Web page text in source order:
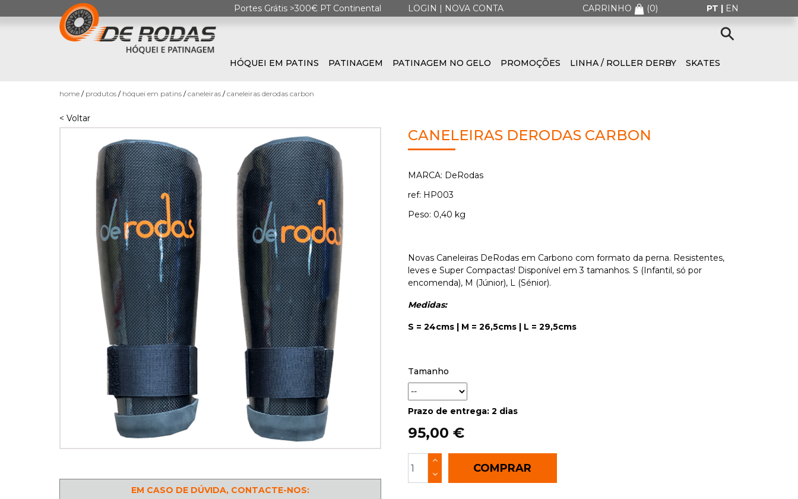
Portes Grátis >300€ PT Continental LOGIN | NOVA CONTA
ROLLER
CARRINHO (0) PT | EN
HÓQUEI EM PATINS PATINAGEM PATINAGEM NO GELO PROMOÇÕES LINHA / ROLLER DERBY SKATES
home produtos hóquei em patins caneleiras caneleiras derodas carbon
< Voltar
EM CASO DE DÚVIDA, CONTACTE-NOS:
CANELEIRAS DERODAS CARBON
MARCA: DeRodas
ref: HP003
Peso: 0,40 kg
Novas Caneleiras DeRodas em Carbono com formato da perna. Resistentes,
leves e Super Compactas! Disponível em 3 tamanhos. S (Infantil, só por
encomenda), M (Júnior), L (Sénior).
Medidas:
S = 24cms | M = 26,5cms | L = 29,5cms
Tamanho
Prazo de entrega: 2 dias
95,00 €
COMPRAR